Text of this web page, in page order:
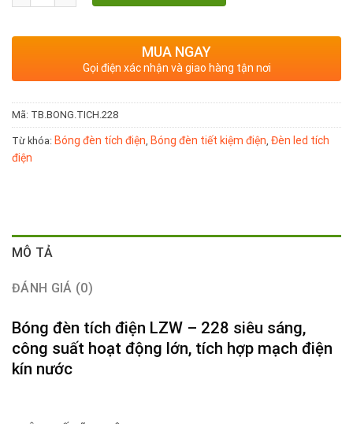
MUA NGAY
Gọi điện xác nhận và giao hàng tận nơi
Mã: TB.BONG.TICH.228
Từ khóa: Bóng đèn tích điện Bóng đèn tiết kiệm điện Đèn led tích
điện
MÔ TẢ
ĐÁNH GIÁ (0)
Bóng đèn tích điện LZW – 228 siêu sáng,
công suất hoạt động lớn, tích hợp mạch điện
kín nước